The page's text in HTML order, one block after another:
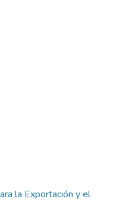
la Exportación y el